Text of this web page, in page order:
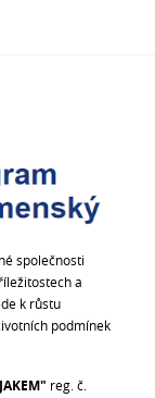
společnosti
a
k růstu
podmínek
reg. č.